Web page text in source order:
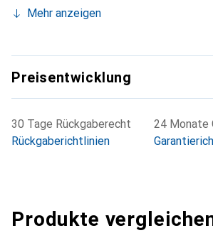
Mehr anzeigen
Preisentwicklung
30 Tage Rückgaberecht
Rückgaberichtlinien
24 Monate
Produkte